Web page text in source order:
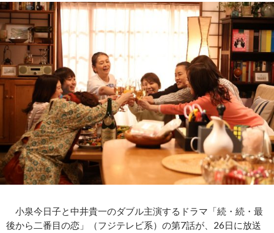
小泉今日子と中井貴一のダブル主演するドラマ「続・続・最
後から二番目の恋」（フジテレビ系）の第7話が、26日に放送